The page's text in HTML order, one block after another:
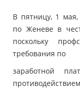
В пятницу, 1
по Женеве в
поскольку
требования по
заработной